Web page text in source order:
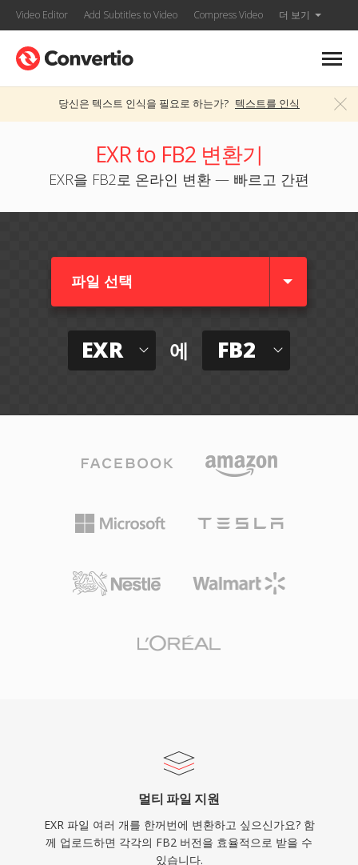
Video Editor Add Subtitles to Video Compress Video 더 보기
당신은 텍스트 인식을 필요로 하는가? 텍스트를 인식
EXR to FB2 변환기
EXR을 FB2로 온라인 변환 — 빠르고 간편
파일 선택
EXR 에 FB2
멀티 파일 지원
EXR 파일 여러 개를 한꺼번에 변환하고 싶으신가요? 함
께 업로드하면 각각의 FB2 버전을 효율적으로 받을 수
있습니다.